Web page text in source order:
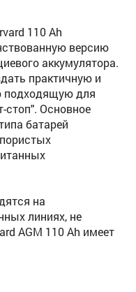
110 Ah
версию
аккумулятора.
практичную и
подходящую для
стоп". Основное
батарей
на
линиях, не
AGM 110 Ah имеет